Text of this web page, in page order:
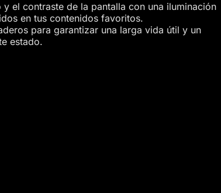
y el contraste de la pantalla con una iluminación
en tus contenidos favoritos.
para garantizar una larga vida útil y un
estado.